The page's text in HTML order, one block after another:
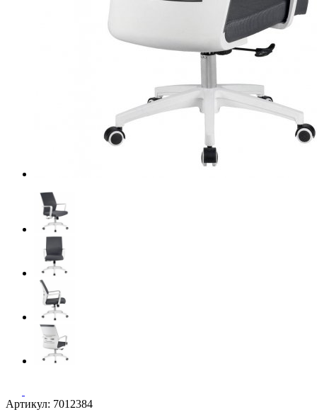
Артикул: 7012384